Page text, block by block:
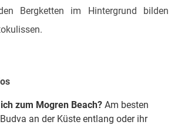
Bergketten im Hintergrund bilden
zum Mogren Beach? Am besten
an der Küste entlang oder ihr